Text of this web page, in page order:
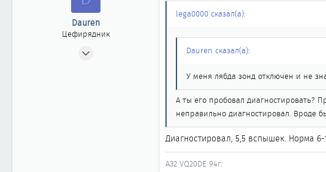
Dauren
Цефирядник
lega0000 сказал(а):
Dauren сказал(а):
У меня лябда зонд отключен и не
А ты его пробовал диагностировать?
неправильно диагностировал. Вроде
Диагностировал, 5,5 вспышек. Норма
A32 VQ20DE 94г.